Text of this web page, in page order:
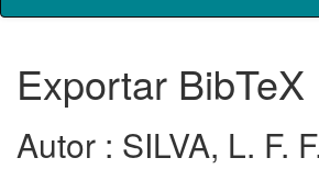
Exportar BibTeX
Autor : SILVA, L. F.